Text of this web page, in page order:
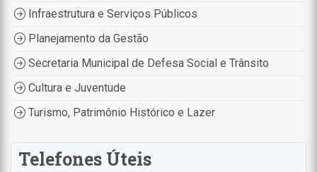
Infraestrutura e Serviços Públicos
Planejamento da Gestão
Secretaria Municipal de Defesa Social e Trânsito
Cultura e Juventude
Turismo, Patrimônio Histórico e Lazer
Telefones Úteis